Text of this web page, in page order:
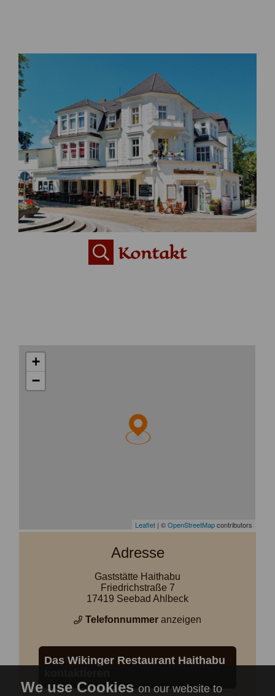
Kontakt
Adresse
Gaststätte Haithabu
Friedrichstraße 7
17419 Seebad Ahlbeck
Telefonnummer anzeigen
Das Wikinger Restaurant Haithabu
on our website to